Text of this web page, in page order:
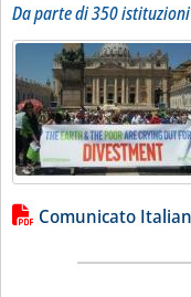
Da parte di 350
Lista allegati
Comunicato